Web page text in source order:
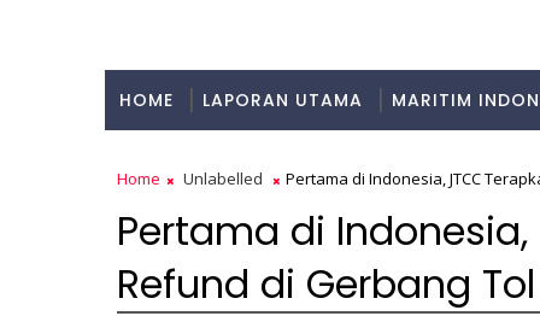
HOME LAPORAN UTAMA MARITIM
Home Unlabelled Pertama di Indonesia, JTCC
Pertama di
Refund di Gerbang